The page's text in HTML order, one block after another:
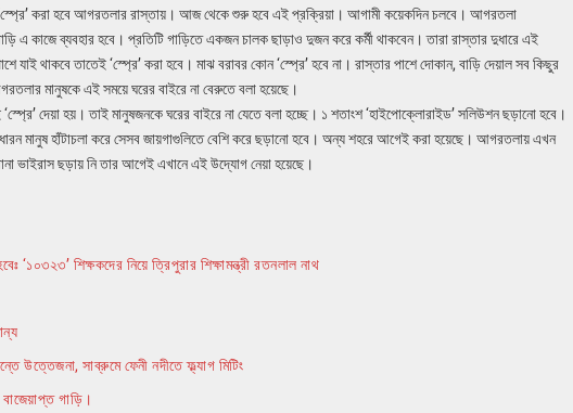
‘স্প্রে’ করা হবে আগরতলার রাস্তায়। আজ থেকে শুরু হবে এই প্রক্রিয়া। আগামী কয়েকদিন চলবে। আগরতলা
এ কাজে ব্যবহার হবে। প্রতিটি গাড়িতে একজন চালক ছাড়াও দুজন করে কর্মী থাকবেন। তারা রাস্তার দুধারে এই
যাই থাকবে তাতেই ‘স্প্রে’ করা হবে। মাঝ বরাবর কোন ‘স্প্রে’ হবে না। রাস্তার পাশে দোকান, বাড়ি দেয়াল সব কিছুর
মানুষকে এই সময়ে ঘরের বাইরে না বেরুতে বলা হয়েছে।
দেয়া হয়। তাই মানুষজনকে ঘরের বাইরে না যেতে বলা হচ্ছে। ১ শতাংশ ‘হাইপোক্লোরাইড’ সলিউশন ছড়ানো হবে।
মানুষ হাঁটাচলা করে সেসব জায়গাগুলিতে বেশি করে ছড়ানো হবে। অন্য শহরে আগেই করা হয়েছে। আগরতলায় এখন
ভাইরাস ছড়ায় নি তার আগেই এখানে এই উদ্যোগ নেয়া হয়েছে।
‘১০৩২৩’ শিক্ষকদের নিয়ে ত্রিপুরার শিক্ষামন্ত্রী রতনলাল নাথ
উত্তেজনা, সাব্রুমে ফেনী নদীতে ফ্ল্যাগ মিটিং
গাড়ি।